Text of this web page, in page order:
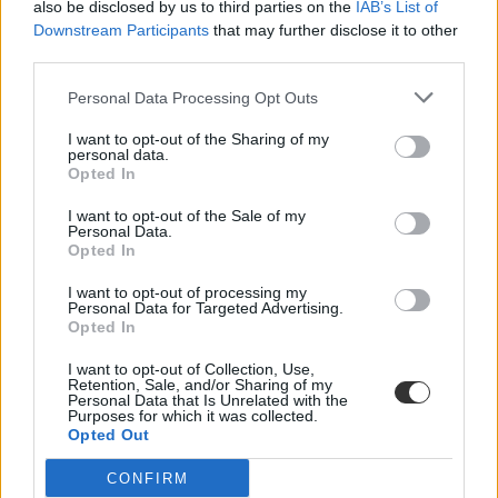
also be disclosed by us to third parties on the IAB’s List of
Downstream Participants that may further disclose it to other
Personal Data Processing Opt Outs
I want to opt-out of the Sharing of my
personal data.
Opted In
I want to opt-out of the Sale of my
Personal Data.
Opted In
I want to opt-out of processing my
Personal Data for Targeted Advertising.
Opted In
I want to opt-out of Collection, Use,
Retention, Sale, and/or Sharing of my
Personal Data that Is Unrelated with the
Purposes for which it was collected.
Opted Out
CONFIRM
nyelvvizsga szint
A2 nyelvvizsga
B2-es nyelvvizsga